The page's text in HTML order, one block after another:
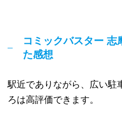
コミックバスター 志
た感想
駅近でありながら、広い駐
ろは高評価できます。